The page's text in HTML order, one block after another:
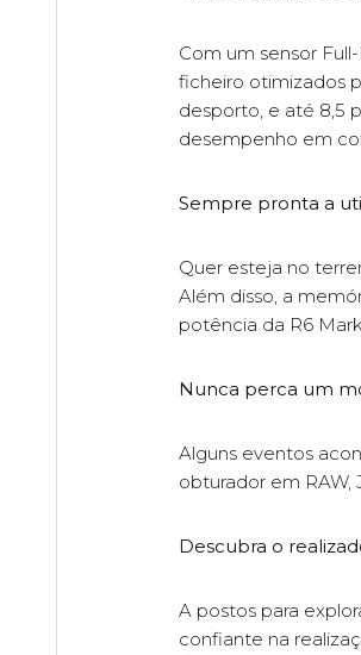
Com um sensor
ficheiro otimizados
desporto, e até 8,5
desempenho em
Sempre pronta a
Quer esteja no
Além disso, a
potência da R6
Nunca perca um
Alguns eventos
obturador em RAW,
Descubra o
A postos para
confiante na